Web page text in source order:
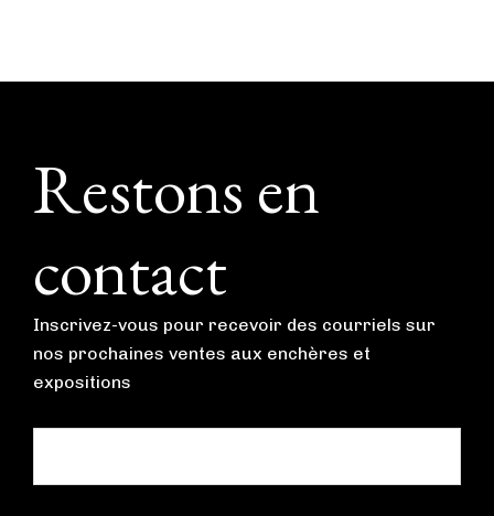
Footer
Restons en
contact
Inscrivez-vous pour recevoir des courriels sur
nos prochaines ventes aux enchères et
expositions